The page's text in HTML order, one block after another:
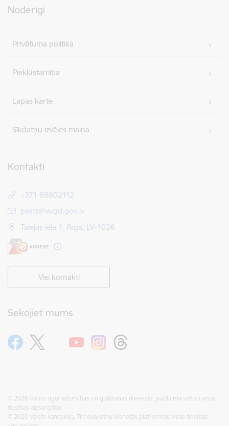
Noderīgi
Privātuma politika
Piekļūstamība
Lapas karte
Sīkdatņu izvēles maiņa
Kontakti
+371 68802112
E-pasts:
pasts@vugd.gov.lv
Talejas iela 1, Rīga, LV-1026
Visi kontakti
Sekojiet mums
© 2026 Valsts ugunsdzēsības un glābšanas dienests, publicētā satura visas
tiesības aizsargātas.
© 2020 Valsts kanceleja, Tīmekļvietņu vienotās platformas visas tiesības